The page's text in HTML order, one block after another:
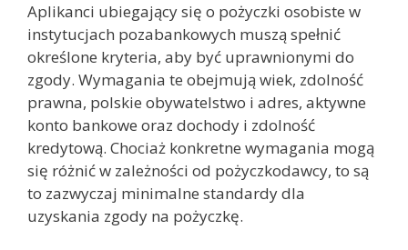
Aplikanci ubiegający się o pożyczki osobiste w
instytucjach pozabankowych muszą spełnić
określone kryteria, aby być uprawnionymi do
zgody. Wymagania te obejmują wiek, zdolność
prawna, polskie obywatelstwo i adres, aktywne
konto bankowe oraz dochody i zdolność
kredytową. Chociaż konkretne wymagania mogą
się różnić w zależności od pożyczkodawcy, to są
to zazwyczaj minimalne standardy dla
uzyskania zgody na pożyczkę.